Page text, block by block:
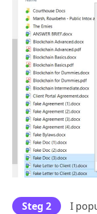
Steg 2
I